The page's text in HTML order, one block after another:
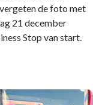
de foto met
21 december
Stop van start.